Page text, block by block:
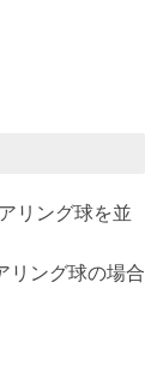
リング球を並
リング球の場合